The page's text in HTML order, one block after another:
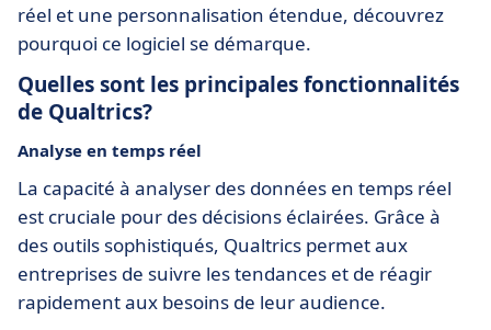
réel et une personnalisation étendue, découvrez
pourquoi ce logiciel se démarque.
Quelles sont les principales fonctionnalités
de Qualtrics?
Analyse en temps réel
La capacité à analyser des données en temps réel
est cruciale pour des décisions éclairées. Grâce à
des outils sophistiqués, Qualtrics permet aux
entreprises de suivre les tendances et de réagir
rapidement aux besoins de leur audience.